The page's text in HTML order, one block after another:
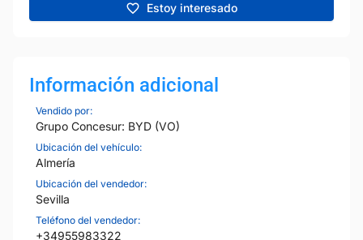
Estoy interesado
Información adicional
Vendido por:
Grupo Concesur: BYD (VO)
Ubicación del vehículo:
Almería
Ubicación del vendedor:
Sevilla
Teléfono del vendedor:
+34955983322